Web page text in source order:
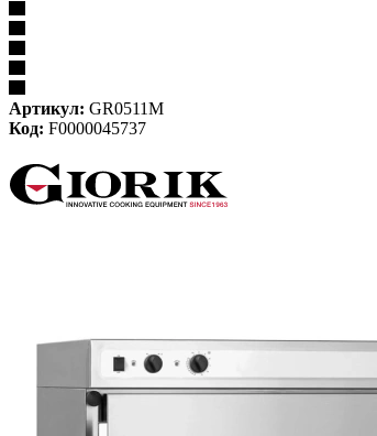
Артикул: GR0511M
Код: F0000045737